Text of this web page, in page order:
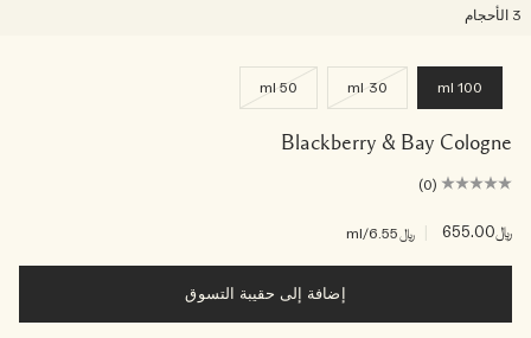
100 ml
30 ml
50 ml
Blackberry & Bay Cologne
(0)
﷼655.00 ﷼6.55 /ml
إضافة إلى حقيبة التسوق